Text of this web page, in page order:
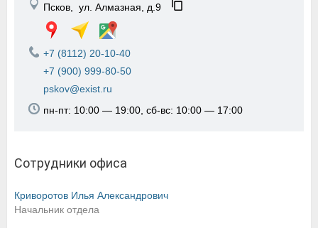
Псков, ул. Алмазная, д.9
+7 (8112) 20-10-40
+7 (900) 999-80-50
pskov@exist.ru
пн-пт: 10:00 — 19:00, сб-вс: 10:00 — 17:00
Сотрудники офиса
Криворотов Илья Александрович
Начальник отдела